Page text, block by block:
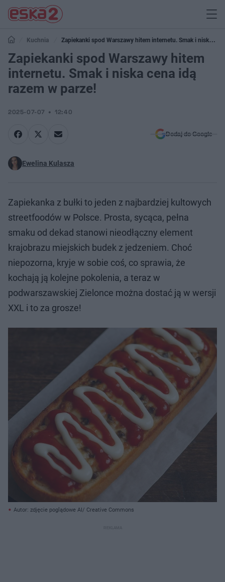
Kuchnia
Zapiekanki spod Warszawy hitem internetu. Smak i niska
cena idą razem w parze!
Zapiekanki spod Warszawy hitem
internetu. Smak i niska cena idą
razem w parze!
2025-07-07 12:40
Dodaj do Google
Ewelina Kulasza
Zapiekanka z bułki to jeden z najbardziej kultowych
streetfoodów w Polsce. Prosta, sycąca, pełna
smaku od dekad stanowi nieodłączny element
krajobrazu miejskich budek z jedzeniem. Choć
niepozorna, kryje w sobie coś, co sprawia, że
kochają ją kolejne pokolenia, a teraz w
podwarszawskiej Zielonce można dostać ją w wersji
XXL i to za grosze!
Autor: zdjęcie poglądowe AI/ Creative Commons